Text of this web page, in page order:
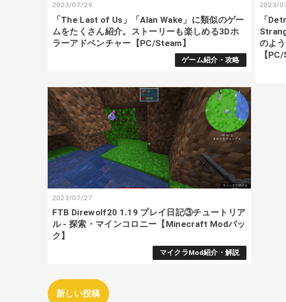
2023/07/29
「The Last of Us」「Alan Wake」に類似のゲー
ムをたくさん紹介。ストーリーも楽しめる3Dホ
ラーアドベンチャー【PC/Steam】
ゲーム紹介・攻略
2023/
「
のよ
【
2023/07/27
FTB Direwolf20 1.19 プレイ日記③チュートリア
ル - 探索・マインコロニー【Minecraft Modパッ
ク】
マイクラMod紹介・解説
新しい投稿